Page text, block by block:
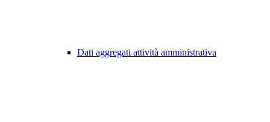
Dati aggregati attività amministrativa